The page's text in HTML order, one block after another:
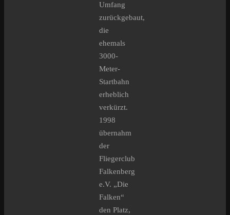
Umfang
zurückgebaut,
die
ehemals
3000-
Meter-
Startbahn
erheblich
verkürzt.
1998
übernahm
der
Fliegerclub
Falkenberg
e.V. „Die
Falken“
den Platz,